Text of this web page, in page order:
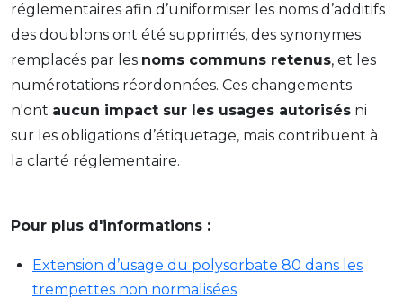
réglementaires afin d’uniformiser les noms d’additifs :
des doublons ont été supprimés, des synonymes
remplacés par les noms communs retenus, et les
numérotations réordonnées. Ces changements
n'ont aucun impact sur les usages autorisés ni
sur les obligations d’étiquetage, mais contribuent à
la clarté réglementaire.
Pour plus d'informations :
Extension d’usage du polysorbate 80 dans les
trempettes non normalisées